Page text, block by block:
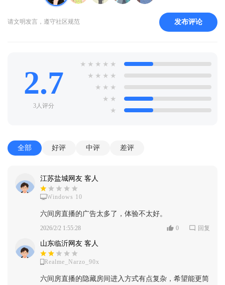
请文明发言，遵守社区规范 发布评论
2.7
3人评分
★ ★ ★ ★ ★
★ ★ ★ ★
★ ★ ★
★ ★
★
全部 好评 中评 差评
江苏盐城网友 客人
Windows 10
六间房直播的广告太多了，体验不太好。
2026/2/2 1:55:28 0 回复
山东临沂网友 客人
Realme_Narzo_90x
六间房直播的隐藏房间进入方式有点复杂，希望能更简